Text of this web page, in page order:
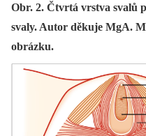
Obr. 2. Čtvrtá vrstva svalů
svaly. Autor děkuje MgA.
obrázku.